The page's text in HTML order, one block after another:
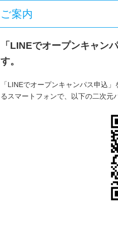
ご案内
「LINEでオープンキャン
す。
「LINEでオープンキャンパス申込
るスマートフォンで、以下の二次元